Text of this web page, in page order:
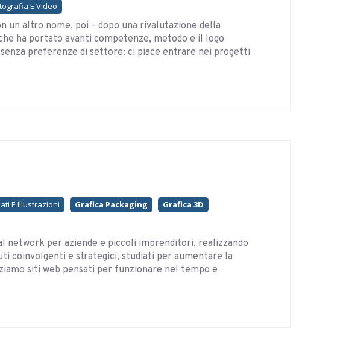
E Video
un altro nome, poi – dopo una rivalutazione della
ha portato avanti competenze, metodo e il logo
preferenze di settore: ci piace entrare nei progetti
E Illustrazioni Grafica Packaging
Grafica 3D
network per aziende e piccoli imprenditori, realizzando
coinvolgenti e strategici, studiati per aumentare la
siti web pensati per funzionare nel tempo e